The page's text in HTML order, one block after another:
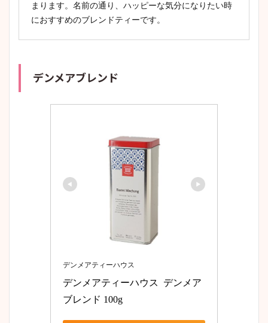
まります。名前の通り、ハッピーな気分になりたい時
におすすめのブレンドティーです。
デンメアブレンド
デンメアティーハウス
デンメアティーハウス  デンメア
ブレンド 100g